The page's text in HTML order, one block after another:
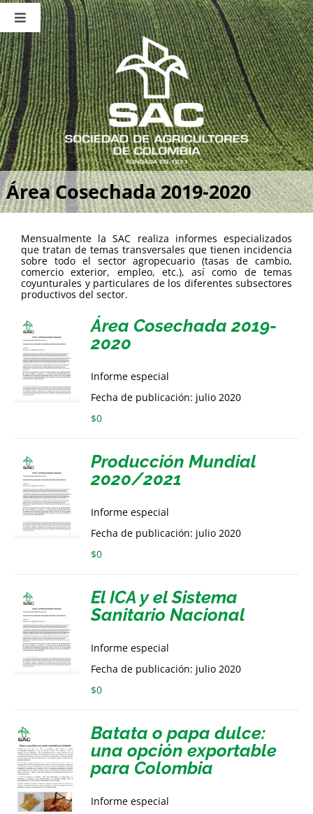
Saltar
contenido
Toggle
Navigation
Nosotros
Publicaciones
Sala de Prensa
Eventos
Área Cosechada 2019-2020
Mensualmente la SAC realiza informes especializados
que tratan de temas transversales que tienen incidencia
sobre todo el sector agropecuario (tasas de cambio,
comercio exterior, empleo, etc.), así como de temas
coyunturales y particulares de los diferentes subsectores
productivos del sector.
Área Cosechada 2019-
2020
Informe especial
Fecha de publicación: julio 2020
$0
Producción Mundial
2020/2021
Informe especial
Fecha de publicación: julio 2020
$0
El ICA y el Sistema
Sanitario Nacional
Informe especial
Fecha de publicación: julio 2020
$0
Batata o papa dulce:
una opción exportable
para Colombia
Informe especial